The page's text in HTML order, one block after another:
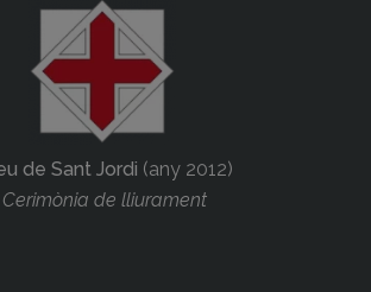
de Sant Jordi (any 2012)
Cerimònia de lliurament